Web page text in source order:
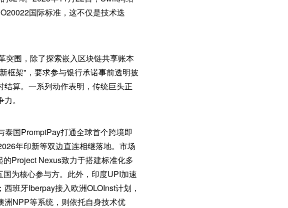
国际标准，这不仅是技术迭
突围，除了探索嵌入区块链共享账本
框架"，要求参与银行承诺事前透明披
算。一系列动作表明，传统巨头正
。
国PromptPay打通全球首个跨境即
年印新等双边直连相继落地。市场
Project Nexus致力于搭建标准化多
为核心参与方。此外，印度UPI加速
班牙Iberpay接入欧洲OLOInst计划，
NPP等系统，则依托自身技术优